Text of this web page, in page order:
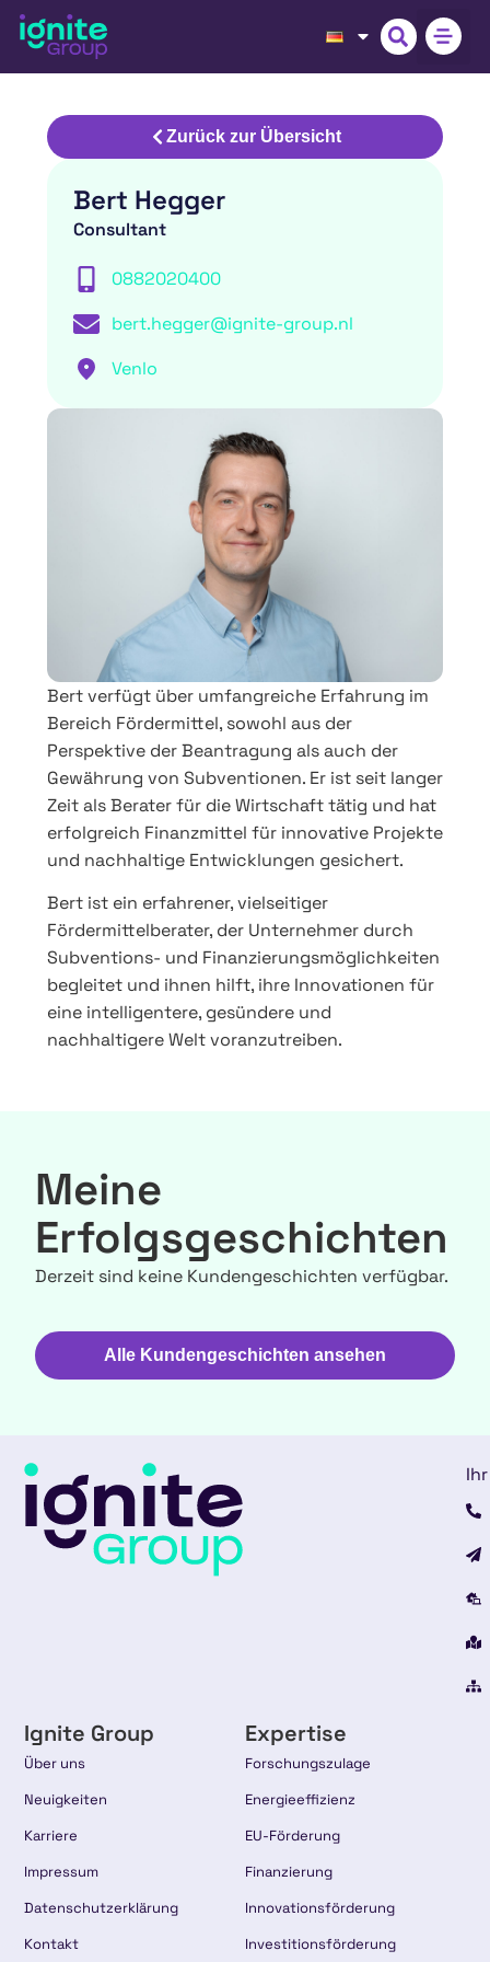
Zurück zur Übersicht
Bert verfügt über umfangreiche Erfahrung im
Bereich Fördermittel, sowohl aus der
Perspektive der Beantragung als auch der
Gewährung von Subventionen. Er ist seit langer
Zeit als Berater für die Wirtschaft tätig und hat
erfolgreich Finanzmittel für innovative Projekte
und nachhaltige Entwicklungen gesichert.
Bert ist ein erfahrener, vielseitiger
Fördermittelberater, der Unternehmer durch
Subventions- und Finanzierungsmöglichkeiten
begleitet und ihnen hilft, ihre Innovationen für
eine intelligentere, gesündere und
nachhaltigere Welt voranzutreiben.
Bert Hegger
Consultant
0882020400
bert.hegger@ignite-group.nl
Venlo
Meine
Erfolgsgeschichten
Derzeit sind keine Kundengeschichten verfügbar.
Alle Kundengeschichten ansehen
Ignite Group
Über uns
Neuigkeiten
Karriere
Impressum
Datenschutzerklärung
Kontakt
Expertise
Forschungszulage
Energieeffizienz
EU-Förderung
Finanzierung
Innovationsförderung
Investitionsförderung